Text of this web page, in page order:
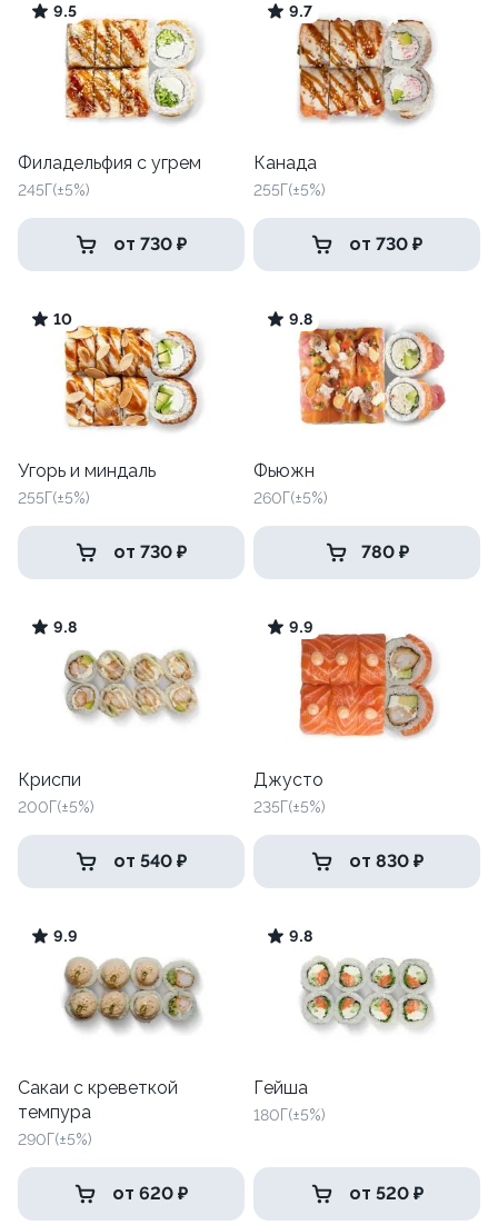
9.5
Филадельфия с угрем
245Г(±5%)
от 730 ₽
9.7
Канада
255Г(±5%)
от 730 ₽
10
Угорь и миндаль
255Г(±5%)
от 730 ₽
9.8
Фьюжн
260Г(±5%)
780 ₽
9.8
Криспи
200Г(±5%)
от 540 ₽
9.9
Джусто
235Г(±5%)
от 830 ₽
9.9
Сакаи с креветкой
темпура
290Г(±5%)
от 620 ₽
9.8
Гейша
180Г(±5%)
от 520 ₽